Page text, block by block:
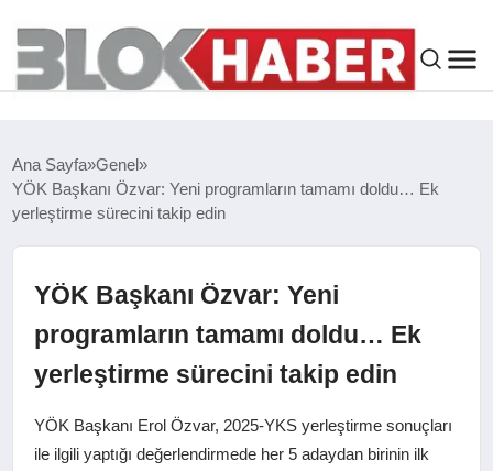
SIYASET
SPOR
EKONOMI
Ana Sayfa Genel
YÖK Başkanı Özvar: Yeni programların tamamı doldu… Ek
yerleştirme sürecini takip edin
YÖK Başkanı Özvar: Yeni
programların tamamı doldu… Ek
yerleştirme sürecini takip edin
YÖK Başkanı Erol Özvar, 2025-YKS yerleştirme sonuçları
ile ilgili yaptığı değerlendirmede her 5 adaydan birinin ilk